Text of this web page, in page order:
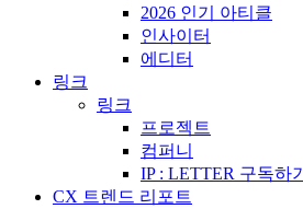
2026 인기 아티클
인사이터
에디터
링크
링크
프로젝트
컴퍼니
IP : LETTER 구독하기
CX 트렌드 리포트